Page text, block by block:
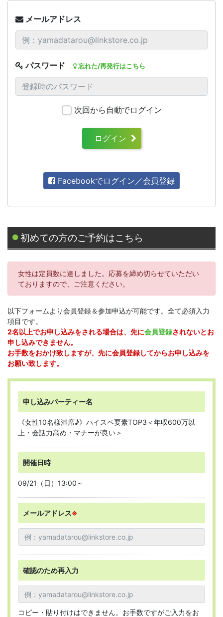
メールアドレス
パスワード 忘れた/再発行はこちら
次回から自動でログイン
ログイン
Facebookでログイン／会員登録
初めての方のご予約はこちら
女性は定員数に達しました。応募を締め切らせていただい
ておりますので、ご注意ください。
以下フォームより会員登録＆参加申込が可能です。全て必須入力
項目です。
2名以上でお申し込みをされる場合は、先に会員登録されないとお
申し込みできません。
お手数をおかけ致しますが、先に会員登録してからお申し込みを
お願い致します。
申し込みパーティー名
《女性10名様満席♪》ハイスペ要素TOP3＜年収600万以
上・会話力高め・マナーが良い＞
開催日時
09/21（日）13:00～
メールアドレス※
確認のため再入力
コピー・貼り付けはできません。お手数ですがご入力をお